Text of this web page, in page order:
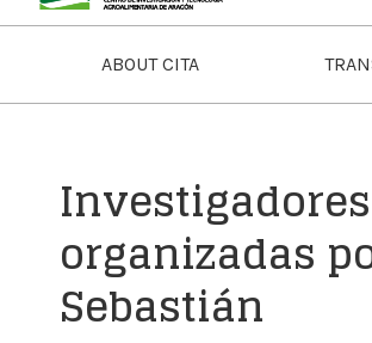
ABOUT CITA
organizadas
Sebastián